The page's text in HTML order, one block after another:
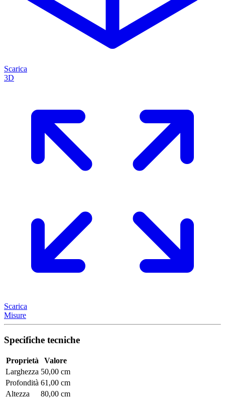
Scarica
3D
Scarica
Misure
Specifiche tecniche
Proprietà
Valore
Larghezza 50,00 cm
Profondità 61,00 cm
Altezza
80,00 cm